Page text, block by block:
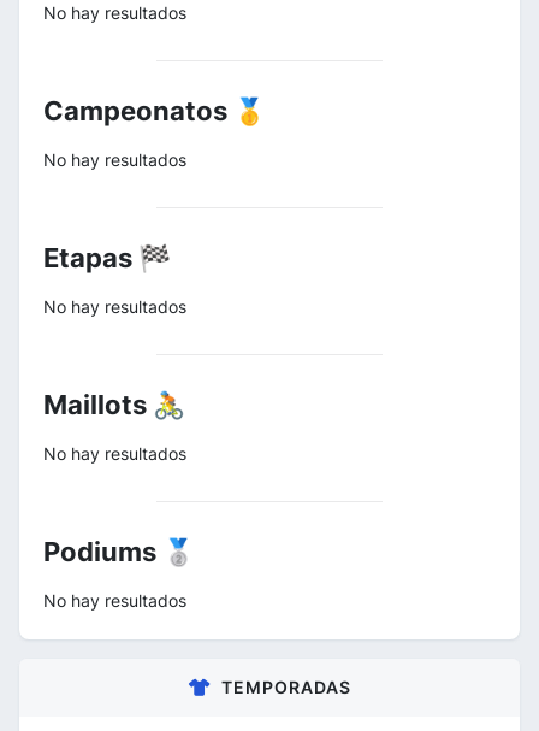
No hay resultados
Campeonatos 🥇
No hay resultados
Etapas 🏁
No hay resultados
Maillots 🚴
No hay resultados
Podiums 🥈
No hay resultados
TEMPORADAS